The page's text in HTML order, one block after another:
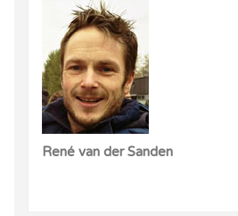
René van der Sanden